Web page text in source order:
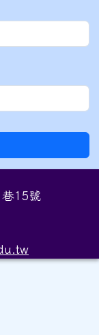
15號